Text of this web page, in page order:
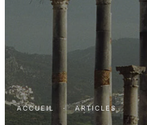
ACCUEIL · ARTICLES